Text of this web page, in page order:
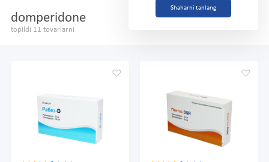
Shaharni tanlang
domperidone
topildi 11 tovarlarni